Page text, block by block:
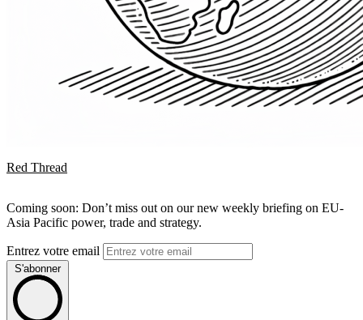
Red Thread
Coming soon: Don’t miss out on our new weekly briefing on EU-
Asia Pacific power, trade and strategy.
Entrez votre email
S'abonner